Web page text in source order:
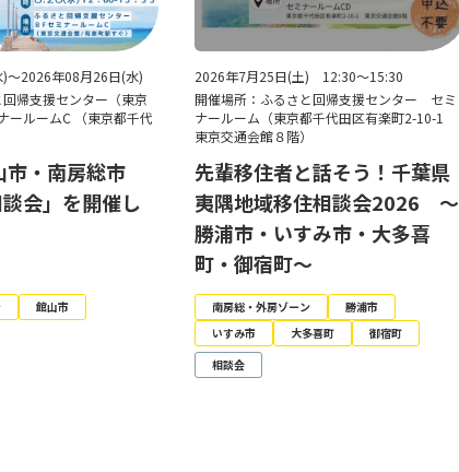
～2026年08月26日(水)
帰支援センター（東京
ールームC （東京都千代
市・南房総市
談会」を開催し
館山市
2026年7月25日(土) 12:30～15:30
開催場所：ふるさと回帰支援センター セミ
ナールーム（東京都千代田区有楽町2-10-1
東京交通会館８階）
先輩移住者と話そう！千葉県
夷隅地域移住相談会2026 ～
勝浦市・いすみ市・大多喜
町・御宿町～
南房総・外房ゾーン
勝浦市
いすみ市
大多喜町
御宿町
相談会